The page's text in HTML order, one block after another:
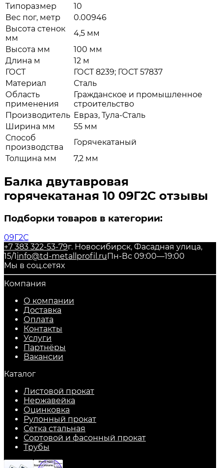
Типоразмер
10
Вес пог, метр
0.00946
Высота стенок
мм
4,5 мм
Высота мм
100 мм
Длина м
12 м
ГОСТ
ГОСТ 8239; ГОСТ 57837
Материал
Сталь
Область
применения
Гражданское и промышленное
строительство
Производитель Евраз, Тула-Сталь
Ширина мм
55 мм
Способ
производства
Горячекатаный
Толщина мм
7,2 мм
Балка двутавровая
горячекатаная 10 09Г2С отзывы
Подборки товаров в категории:
09Г2С
+7 383 322-53-79г. Новосибирск, Фасадная улица,
15/1 info@td-metallprofil.ru Пн-Вс 09:00—19:00
Мы в соц.сетях
Компания
О компании
Доставка
Оплата
Контакты
Услуги
Партнёры
Вакансии
Каталог
Листовой прокат
Нержавейка
Оцинковка
Рулонный прокат
Сетка стальная
Сортовой и фасонный прокат
Трубы